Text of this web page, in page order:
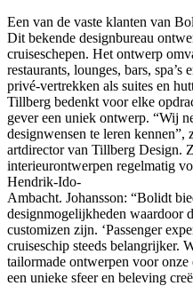
Een van de vaste klanten van
Dit bekende designbureau
cruiseschepen. Het ontwerp
restaurants, lounges, bars,
privé-vertrekken als suites en
Tillberg bedenkt voor elke
gever een uniek ontwerp. “Wij
designwensen te leren kennen”,
artdirector van Tillberg Design.
interieurontwerpen regelmatig
Hendrik-Ido-
Ambacht. Johansson: “Bolidt
designmogelijkheden waardoor
customizen zijn. ‘Passenger
cruiseschip steeds belangrijker.
tailormade ontwerpen voor onze
een unieke sfeer en beleving